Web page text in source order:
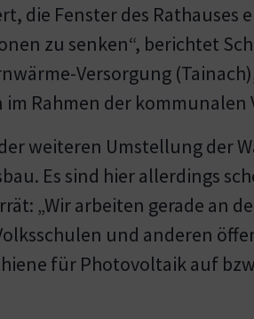
die Fenster des
zu senken“, berichtet
Versorgung
Rahmen der kommunalen
weiteren Umstellung der
Es sind hier allerdings
„Wir arbeiten gerade an
und anderen
für Photovoltaik auf